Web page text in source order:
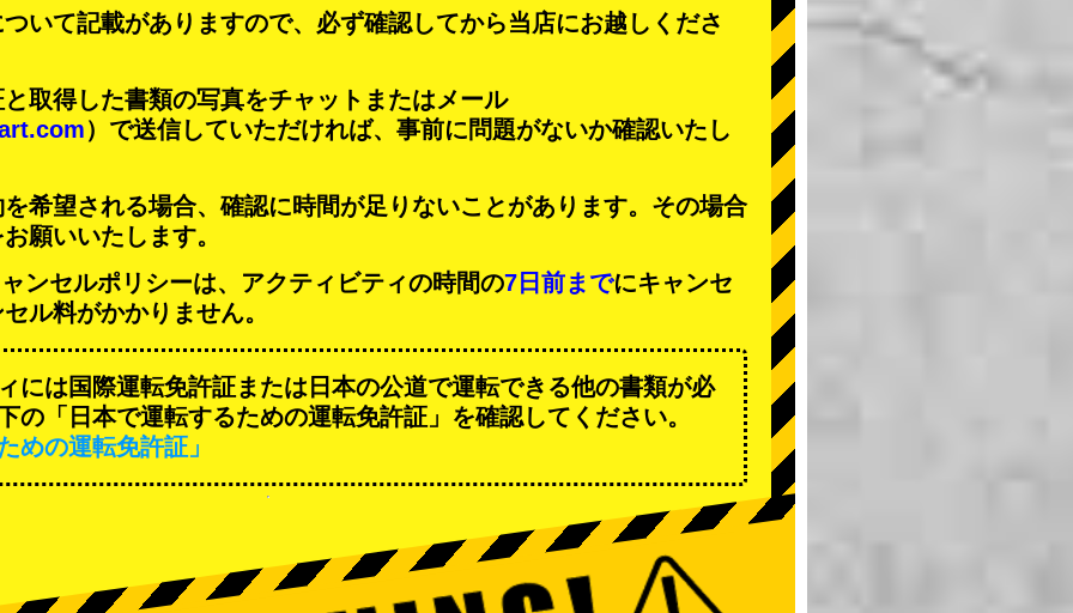
いて記載がありますので、必ず確認してから当店にお越しくださ
取得した書類の写真をチャットまたはメール
）で送信していただければ、事前に問題がないか確認いたし
希望される場合、確認に時間が足りないことがあります。その場合
願いいたします。
ンセルポリシーは、アクティビティの時間の7日前までにキャンセ
ル料がかかりません。
には国際運転免許証または日本の公道で運転できる他の書類が必
の「日本で運転するための運転免許証」を確認してください。
めの運転免許証」